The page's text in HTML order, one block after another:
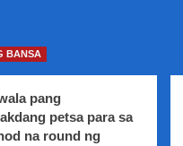
BANSA
pang
petsa para sa
na round ng